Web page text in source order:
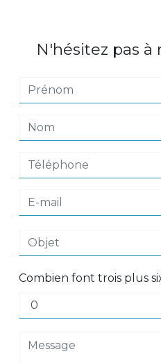
N'hésitez pas
Combien font trois plus